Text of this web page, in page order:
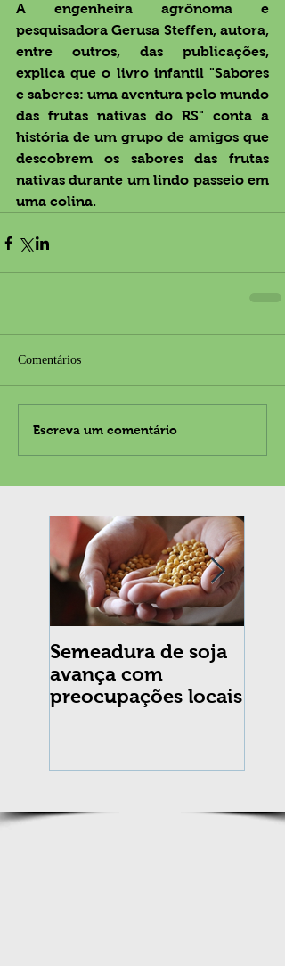
Semeadura de soja
avança com
preocupações locais
A engenheira agrônoma e
pesquisadora Gerusa Steffen, autora,
entre outros, das publicações,
explica que o livro infantil "Sabores
e saberes: uma aventura pelo mundo
das frutas nativas do RS" conta a
história de um grupo de amigos que
descobrem os sabores das frutas
nativas durante um lindo passeio em
uma colina.
Comentários
Escreva um comentário